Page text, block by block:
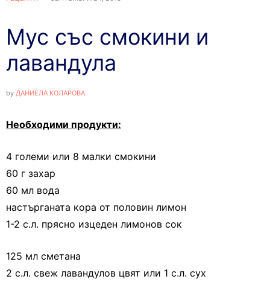
Мус със смокини и
лавандула
by ДАНИЕЛА КОЛАРОВА
Необходими продукти:
4 големи или 8 малки смокини
60 г захар
60 мл вода
настърганата кора от половин лимон
1-2 с.л. прясно изцеден лимонов сок
125 мл сметана
2 с.л. свеж лавандулов цвят или 1 с.л. сух